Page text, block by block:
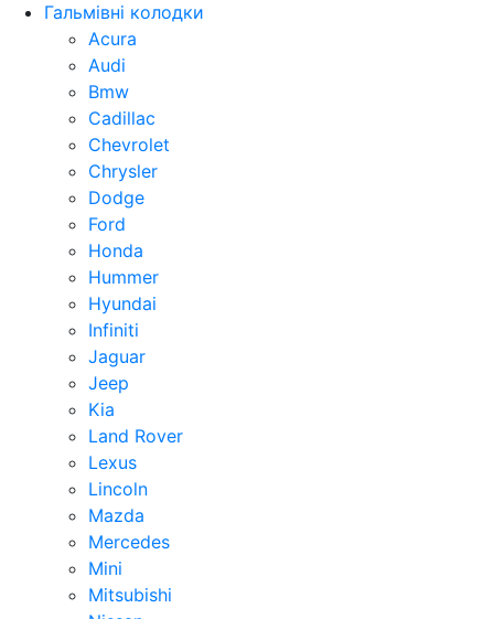
Гальмівні колодки
Acura
Audi
Bmw
Cadillac
Chevrolet
Chrysler
Dodge
Ford
Honda
Hummer
Hyundai
Infiniti
Jaguar
Jeep
Kia
Land Rover
Lexus
Lincoln
Mazda
Mercedes
Mini
Mitsubishi